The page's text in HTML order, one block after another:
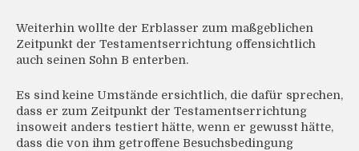
Weiterhin wollte der Erblasser zum maßgeblichen
Zeitpunkt der Testamentserrichtung offensichtlich
auch seinen Sohn B enterben.
Es sind keine Umstände ersichtlich, die dafür sprechen,
dass er zum Zeitpunkt der Testamentserrichtung
insoweit anders testiert hätte, wenn er gewusst hätte,
dass die von ihm getroffene Besuchsbedingung